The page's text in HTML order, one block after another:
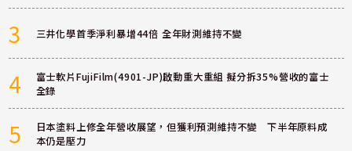
3 三井化學首季淨利暴增44倍 全年財測維持不變
4
富士軟片FujiFilm(4901-JP)啟動重大重組 擬分拆35%營收的富士
全錄
5
日本塗料上修全年營收展望，但獲利預測維持不變 下半年原料成
本仍是壓力